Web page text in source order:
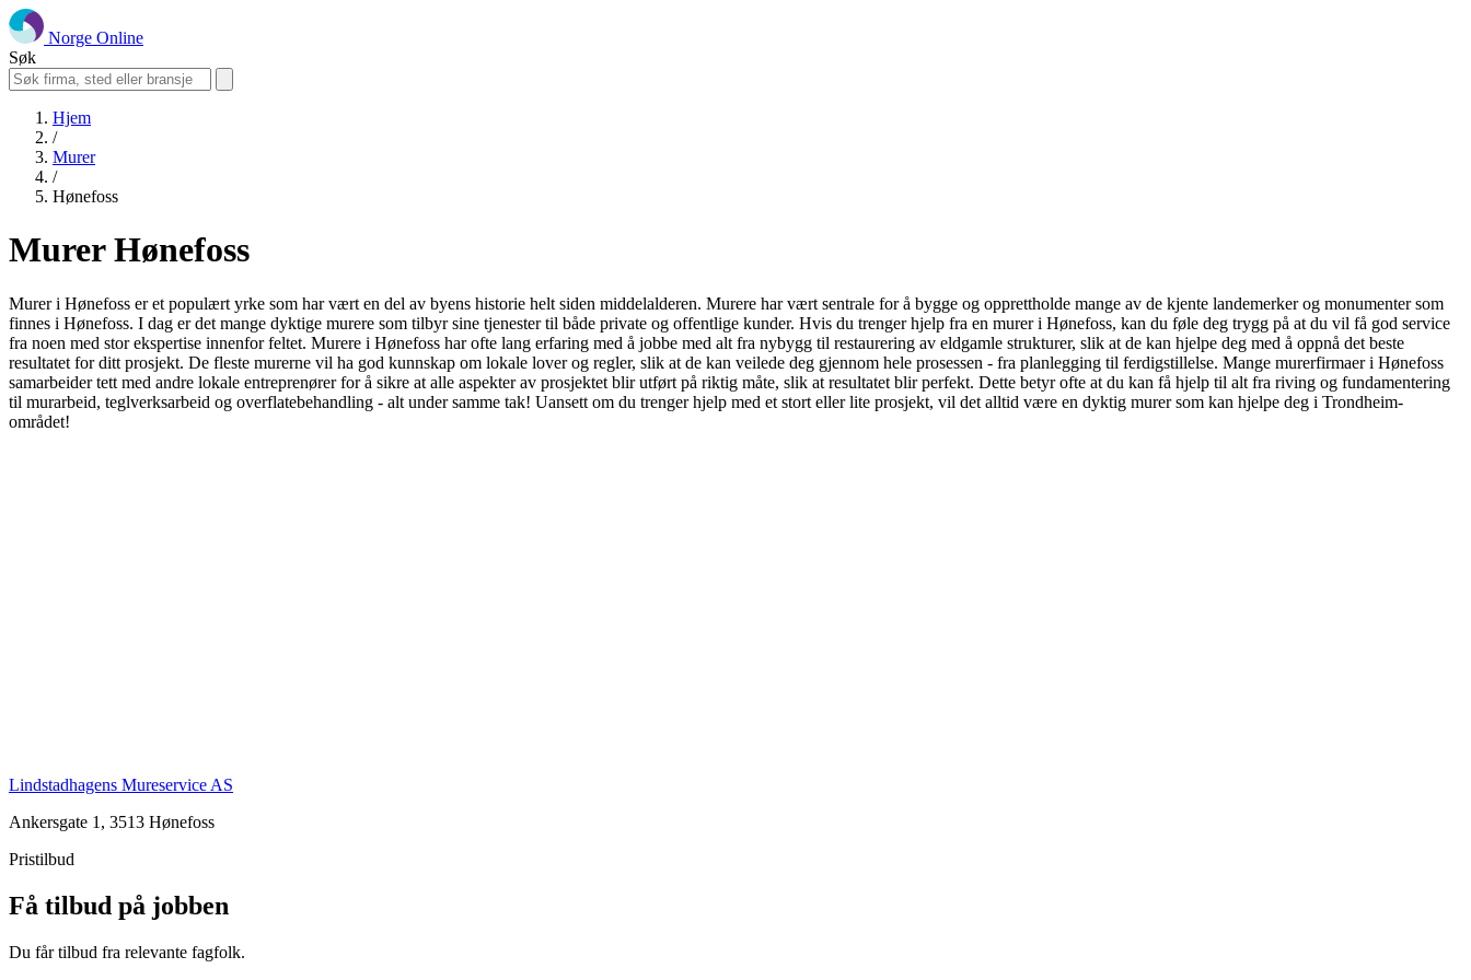
Norge Online
Søk
Hjem
/
Murer
/
Hønefoss
Murer Hønefoss
Murer i Hønefoss er et populært yrke som har vært en del av byens historie helt siden middelalderen. Murere har vært sentrale for å bygge og opprettholde mange av de kjente landemerker og monumenter som
finnes i Hønefoss. I dag er det mange dyktige murere som tilbyr sine tjenester til både private og offentlige kunder. Hvis du trenger hjelp fra en murer i Hønefoss, kan du føle deg trygg på at du vil få god service
fra noen med stor ekspertise innenfor feltet. Murere i Hønefoss har ofte lang erfaring med å jobbe med alt fra nybygg til restaurering av eldgamle strukturer, slik at de kan hjelpe deg med å oppnå det beste
resultatet for ditt prosjekt. De fleste murerne vil ha god kunnskap om lokale lover og regler, slik at de kan veilede deg gjennom hele prosessen - fra planlegging til ferdigstillelse. Mange murerfirmaer i Hønefoss
samarbeider tett med andre lokale entreprenører for å sikre at alle aspekter av prosjektet blir utført på riktig måte, slik at resultatet blir perfekt. Dette betyr ofte at du kan få hjelp til alt fra riving og fundamentering
til murarbeid, teglverksarbeid og overflatebehandling - alt under samme tak! Uansett om du trenger hjelp med et stort eller lite prosjekt, vil det alltid være en dyktig murer som kan hjelpe deg i Trondheim-
området!
Lindstadhagens Mureservice AS
Ankersgate 1, 3513 Hønefoss
Pristilbud
Få tilbud på jobben
Du får tilbud fra relevante fagfolk.